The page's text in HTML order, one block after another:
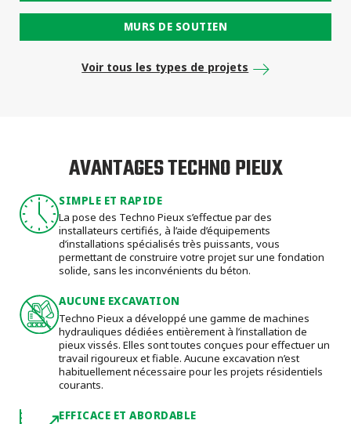
MURS DE SOUTIEN
Voir tous les types de projets
AVANTAGES TECHNO PIEUX
SIMPLE ET RAPIDE
La pose des Techno Pieux s’effectue par des
installateurs certifiés, à l’aide d’équipements
d’installations spécialisés très puissants, vous
permettant de construire votre projet sur une fondation
solide, sans les inconvénients du béton.
AUCUNE EXCAVATION
Techno Pieux a développé une gamme de machines
hydrauliques dédiées entièrement à l’installation de
pieux vissés. Elles sont toutes conçues pour effectuer un
travail rigoureux et fiable. Aucune excavation n’est
habituellement nécessaire pour les projets résidentiels
courants.
EFFICACE ET ABORDABLE